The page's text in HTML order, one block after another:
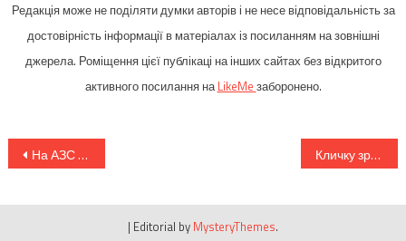
Редакція може не поділяти думки авторів і не несе відповідальність за
достовірність інформації в матеріалах із посиланням на зовнішні
джерела. Роміщення цієї публікаці на інших сайтах без відкритого
активного посилання наLikeMe заборонено.
Навігація
На АЗС готовятся менять ценники на топливо Кличку зробили термінову операцію! Стан важкий
| Editorial by MysteryThemes.